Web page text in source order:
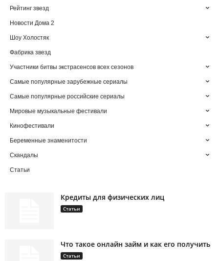
Рейтинг звезд
Новости Дома 2
Шоу Холостяк
Фабрика звезд
Участники битвы экстрасенсов всех сезонов
Самые популярные зарубежные сериалы
Самые популярные российские сериалы
Мировые музыкальные фестивали
Кинофестивали
Беременные знаменитости
Скандалы
Статьи
Кредиты для физических лиц
Статьи
Что такое онлайн займ и как его получить
Статьи